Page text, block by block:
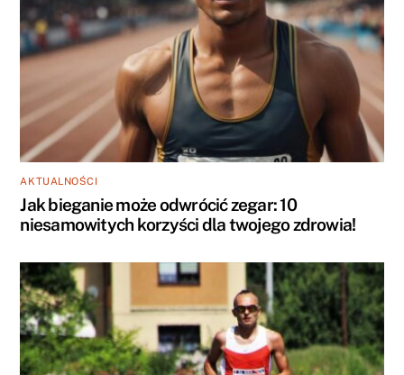
AKTUALNOŚCI
Jak bieganie może odwrócić zegar: 10
niesamowitych korzyści dla twojego zdrowia!